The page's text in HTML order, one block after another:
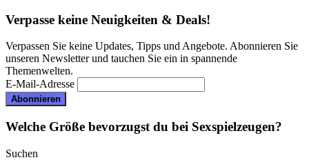
Verpasse keine Neuigkeiten & Deals!
Verpassen Sie keine Updates, Tipps und Angebote. Abonnieren Sie
unseren Newsletter und tauchen Sie ein in spannende
Themenwelten.
E-Mail-Adresse
Welche Größe bevorzugst du bei Sexspielzeugen?
Suchen